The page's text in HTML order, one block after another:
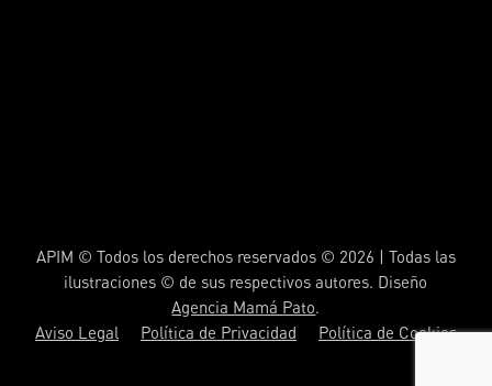
APIM © Todos los derechos reservados © 2026 | Todas las
ilustraciones © de sus respectivos autores. Diseño
Agencia Mamá Pato.
Aviso Legal
Política de Privacidad Política de Cookies